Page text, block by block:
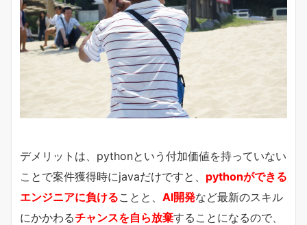
デメリットは、pythonという付加価値を持っていない
ことで案件獲得時にjavaだけですと、 pythonができる
エンジニアに負けることと、 AI開発など最新のスキル
にかかわるチャンスを自ら放棄することになるので、